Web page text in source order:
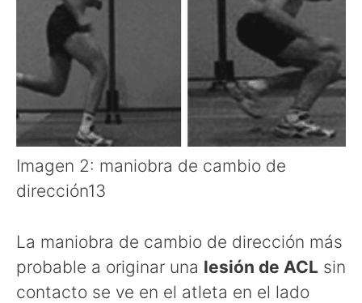
Imagen 2: maniobra de cambio de
dirección13
La maniobra de cambio de dirección más
probable a originar una lesión de ACL sin
contacto se ve en el atleta en el lado